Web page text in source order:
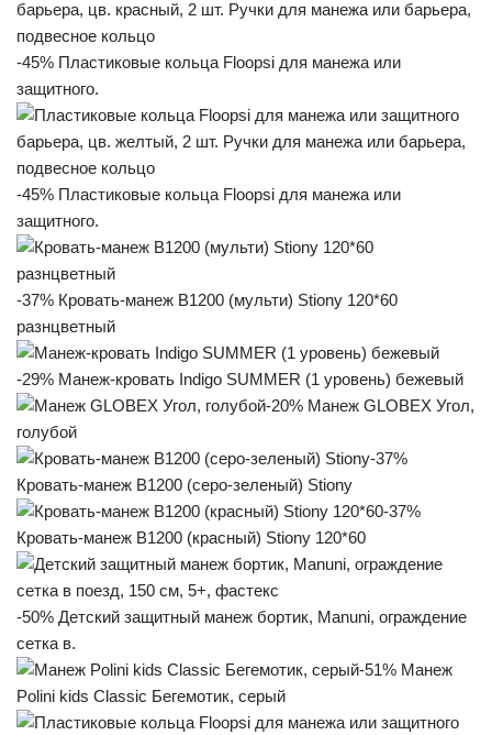
-45% Пластиковые кольца Floopsi для манежа или
защитного.
-45% Пластиковые кольца Floopsi для манежа или
защитного.
-37% Кровать-манеж B1200 (мульти) Stiony 120*60
разнцветный
-29% Манеж-кровать Indigo SUMMER (1 уровень) бежевый
-20% Манеж GLOBEX Угол,
голубой
-37%
Кровать-манеж B1200 (серо-зеленый) Stiony
-37%
Кровать-манеж B1200 (красный) Stiony 120*60
-50% Детский защитный манеж бортик, Manuni, ограждение
сетка в.
-51% Манеж
Polini kids Classic Бегемотик, серый